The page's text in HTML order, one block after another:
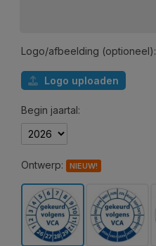
Logo/afbeelding (optioneel):
Logo uploaden
Begin jaartal:
Ontwerp: NIEUW!